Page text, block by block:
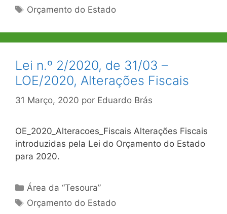
Etiquetas
Orçamento do Estado
Lei n.º 2/2020, de 31/03 –
LOE/2020, Alterações Fiscais
31 Março, 2020 por Eduardo Brás
OE_2020_Alteracoes_Fiscais Alterações Fiscais
introduzidas pela Lei do Orçamento do Estado
para 2020.
Categorias
Área da “Tesoura”
Etiquetas
Orçamento do Estado